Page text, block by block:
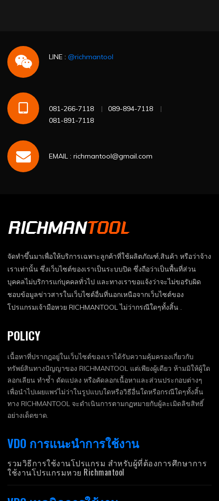
LINE : @richmantool
081-266-7118
089-894-7118
081-891-7118
EMAIL : richmantool@gmail.com
จัดทำขึ้นมาเพื่อให้บริการเฉพาะลูกค้าที่ใช้ผลิตภัณฑ์,สินค้า หรือว่าจ้าง
เราเท่านั้น ซึ่งเว็บไซต์ของเราเป็นระบบปิด ซึ่งถือว่าเป็นพื้นที่ส่วน
บุคคลไม่บริการแก่บุคคลทั่วไป และทางเราขอแจ้งว่าจะไม่ขอรับผิด
ชอบข้อมูลข่าวสารในเว็บไซต์อื่นที่นอกเหนือจากเว็บไซต์ของ
โปรแกรมเจ้ามือหวย RICHMANTOOL ไม่ว่ากรณีใดๆทั้งสิ้น .
POLICY
เนื้อหาที่ปรากฎอยู่ในเว็บไซต์ของเราได้รับความคุ้มครองเกี่ยวกับ
ทรัพย์สินทางปัญญาของ RICHMANTOOL แต่เพียงผู้เดียว ห้ามมิให้ผู้ใด
ลอกเลียน ทำซ้ำ ดัดแปลง หรือคัดลอกเนื้อหาและส่วนประกอบต่างๆ
เพื่อนำไปเผยแพร่ไม่ว่าในรูปแบบใดหรือวิธีอื่นใดหรือกรณีใดๆทั้งสิ้น
ทาง RICHMANTOOL จะดำเนินการตามกฏหมายกับผู้ละเมิดลิขสิทธิ์
อย่างเด็ดขาด.
VDO การแนะนำการใช้งาน
รวมวิธีการใช้งานโปรแกรม สำหรับผู้ที่ต้องการศึกษาการ
ใช้งานโปรแกรมหวย Richmantool